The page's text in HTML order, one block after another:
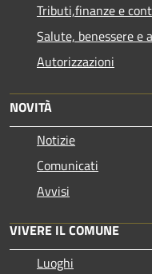
Tributi,finanze e
Salute, benessere e
Autorizzazioni
NOVITÀ
Notizie
Comunicati
Avvisi
VIVERE IL COMUNE
Luoghi